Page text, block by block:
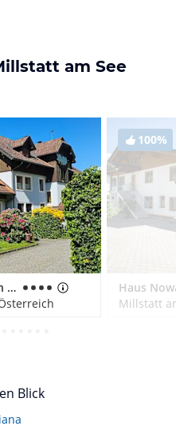
am See
Ferienwohnungen Fischerhaus direkt am See
100%
Millstatt
Blick